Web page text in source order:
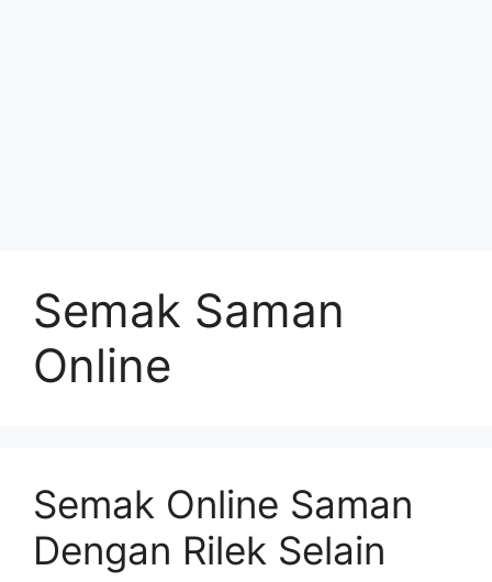
Semak Saman
Online
Semak Online Saman
Dengan Rilek Selain